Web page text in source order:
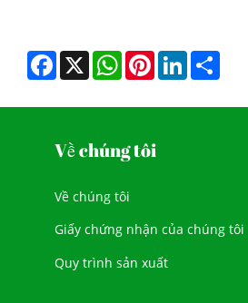
Facebook
X WhatsAppPinterestLinkedInShare
Về chúng tôi
Về chúng tôi
Giấy chứng nhận của chúng tôi
Quy trình sản xuất